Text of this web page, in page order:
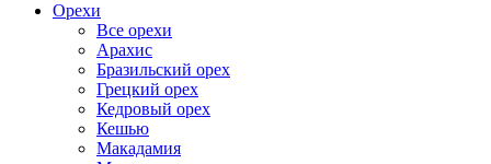
Орехи
Все орехи
Арахис
Бразильский орех
Грецкий орех
Кедровый орех
Кешью
Макадамия